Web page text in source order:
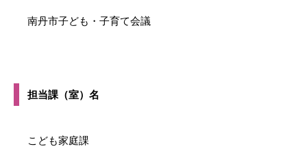
南丹市子ども・子育て会議
担当課（室）名
こども家庭課